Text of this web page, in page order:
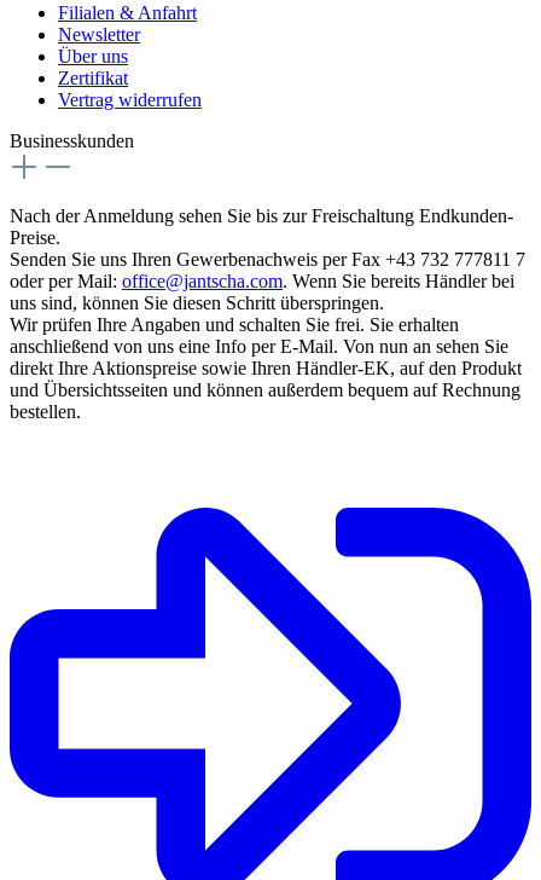
Filialen & Anfahrt
Newsletter
Über uns
Zertifikat
Vertrag widerrufen
Businesskunden
Nach der Anmeldung sehen Sie bis zur Freischaltung Endkunden-
Preise.
Senden Sie uns Ihren Gewerbenachweis per Fax +43 732 777811 7
oder per Mail: office@jantscha.com. Wenn Sie bereits Händler bei
uns sind, können Sie diesen Schritt überspringen.
Wir prüfen Ihre Angaben und schalten Sie frei. Sie erhalten
anschließend von uns eine Info per E-Mail. Von nun an sehen Sie
direkt Ihre Aktionspreise sowie Ihren Händler-EK, auf den Produkt
und Übersichtsseiten und können außerdem bequem auf Rechnung
bestellen.